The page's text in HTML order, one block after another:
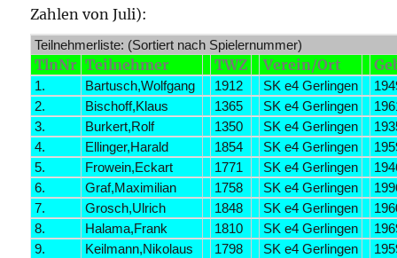
Zahlen von Juli):
Teilnehmerliste: (Sortiert nach Spielernummer)
TlnNr Teilnehmer TWZ Verein/Ort
1. Bartusch,Wolfgang 1912 SK e4 Gerlingen
2.
Bischoff,Klaus 1365 SK e4 Gerlingen
3.
Burkert,Rolf 1350 SK e4 Gerlingen
4.
Ellinger,Harald 1854 SK e4 Gerlingen
5.
Frowein,Eckart 1771 SK e4 Gerlingen
6.
Graf,Maximilian 1758 SK e4 Gerlingen
7.
Grosch,Ulrich 1848 SK e4 Gerlingen
8.
Halama,Frank 1810 SK e4 Gerlingen
9.
Keilmann,Nikolaus 1798 SK e4 Gerlingen